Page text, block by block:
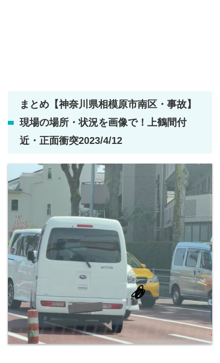
まとめ【神奈川県相模原市南区・事故】
現場の場所・状況を画像で！上鶴間付
近・正面衝突2023/4/12